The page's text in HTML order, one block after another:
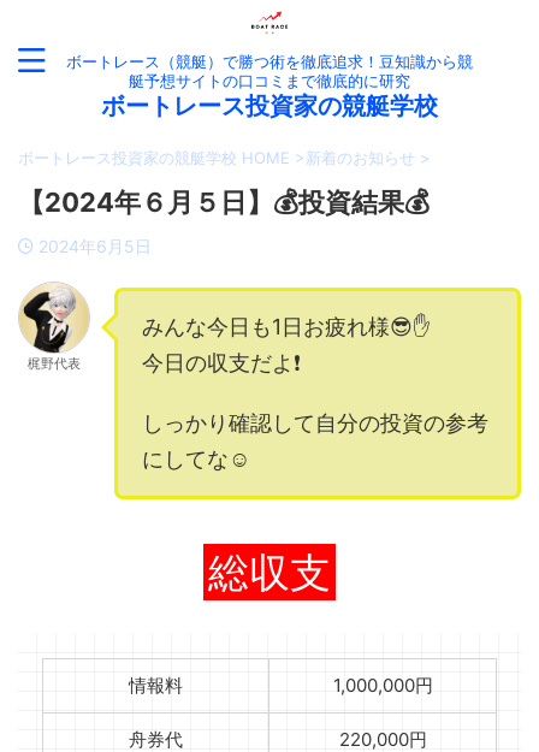
ボートレース（競艇）で勝つ術を徹底追求！豆知識から競
艇予想サイトの口コミまで徹底的に研究
ボートレース投資家の競艇学校
ボートレース投資家の競艇学校 HOME >新着のお知らせ >
【2024年６月５日】💰投資結果💰
2024年6月5日
梶野代表
みんな今日も1日お疲れ様😎✋
今日の収支だよ❗️
しっかり確認して自分の投資の参考
にしてな☺️
総収支
情報料 1,000,000円
舟券代 220,000円